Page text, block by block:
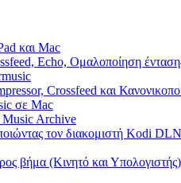
και Mac
Echo, Ομαλοποίηση
Crossfeed και
σε Mac
Music Archive
τον διακομιστή Kodi
βήμα (Κινητό και Υπολογιστής)